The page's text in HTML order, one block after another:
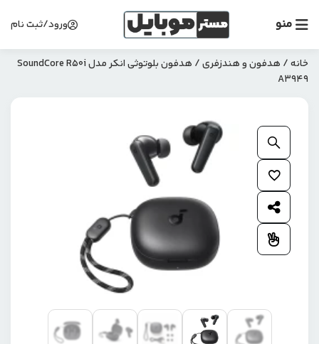
منو ورود/ثبت نام
خانه/ هدفون و هندزفری
/ هدفون بلوتوثی انکر مدل SoundCore R50i
A3949
بزرگنمایی محصول
افزودن به علاقمندی ها
اشتراک گذاری محصول